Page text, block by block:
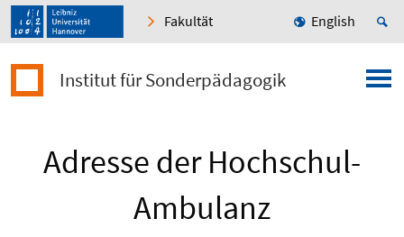
Fakultät English
Institut für Sonderpädagogik
Adresse der Hochschul-
Ambulanz